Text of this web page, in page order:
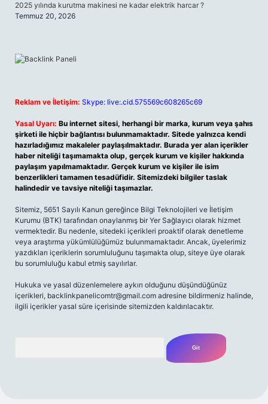
2025 yılında kurutma makinesi ne kadar elektrik harcar ?
Temmuz 20, 2026
Reklam ve İletişim: Skype: live:.cid.575569c608265c69
Yasal Uyarı: Bu internet sitesi, herhangi bir marka, kurum veya şahıs
şirketi ile hiçbir bağlantısı bulunmamaktadır. Sitede yalnızca kendi
hazırladığımız makaleler paylaşılmaktadır. Burada yer alan içerikler
haber niteliği taşımamakta olup, gerçek kurum ve kişiler hakkında
paylaşım yapılmamaktadır. Gerçek kurum ve kişiler ile isim
benzerlikleri tamamen tesadüfidir. Sitemizdeki bilgiler taslak
halindedir ve tavsiye niteliği taşımazlar.
Sitemiz, 5651 Sayılı Kanun gereğince Bilgi Teknolojileri ve İletişim
Kurumu (BTK) tarafından onaylanmış bir Yer Sağlayıcı olarak hizmet
vermektedir. Bu nedenle, sitedeki içerikleri proaktif olarak denetleme
veya araştırma yükümlülüğümüz bulunmamaktadır. Ancak, üyelerimiz
yazdıkları içeriklerin sorumluluğunu taşımakta olup, siteye üye olarak
bu sorumluluğu kabul etmiş sayılırlar.
Hukuka ve yasal düzenlemelere aykırı olduğunu düşündüğünüz
içerikleri, backlinkpanelicomtr@gmail.com adresine bildirmeniz halinde,
ilgili içerikler yasal süre içerisinde sitemizden kaldırılacaktır.